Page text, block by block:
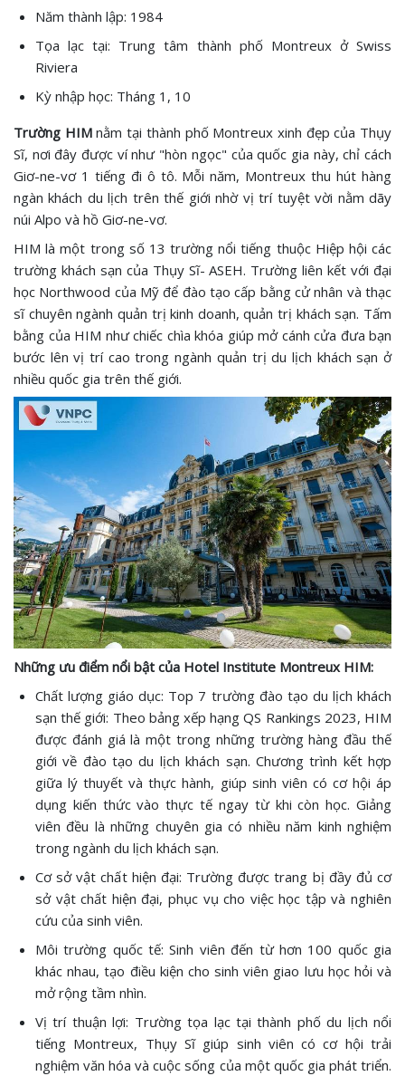
Năm thành lập: 1984
Tọa lạc tại: Trung tâm thành phố Montreux ở Swiss
Riviera
Kỳ nhập học: Tháng 1, 10
Trường HIMnằm tại thành phố Montreux xinh đẹp của Thụy
Sĩ, nơi đây được ví như "hòn ngọc" của quốc gia này, chỉ cách
Giơ-ne-vơ 1 tiếng đi ô tô. Mỗi năm, Montreux thu hút hàng
ngàn khách du lịch trên thế giới nhờ vị trí tuyệt vời nằm dãy
núi Alpo và hồ Giơ-ne-vơ.
HIM là một trong số 13 trường nổi tiếng thuộc Hiệp hội các
trường khách sạn của Thụy Sĩ- ASEH. Trường liên kết với đại
học Northwood của Mỹ để đào tạo cấp bằng cử nhân và thạc
sĩ chuyên ngành quản trị kinh doanh, quản trị khách sạn. Tấm
bằng của HIM như chiếc chìa khóa giúp mở cánh cửa đưa bạn
bước lên vị trí cao trong ngành quản trị du lịch khách sạn ở
nhiều quốc gia trên thế giới.
Những ưu điểm nổi bật của Hotel Institute Montreux HIM:
Chất lượng giáo dục: Top 7 trường đào tạo du lịch khách
sạn thế giới: Theo bảng xếp hạng QS Rankings 2023, HIM
được đánh giá là một trong những trường hàng đầu thế
giới về đào tạo du lịch khách sạn. Chương trình kết hợp
giữa lý thuyết và thực hành, giúp sinh viên có cơ hội áp
dụng kiến thức vào thực tế ngay từ khi còn học. Giảng
viên đều là những chuyên gia có nhiều năm kinh nghiệm
trong ngành du lịch khách sạn.
Cơ sở vật chất hiện đại: Trường được trang bị đầy đủ cơ
sở vật chất hiện đại, phục vụ cho việc học tập và nghiên
cứu của sinh viên.
Môi trường quốc tế: Sinh viên đến từ hơn 100 quốc gia
khác nhau, tạo điều kiện cho sinh viên giao lưu học hỏi và
mở rộng tầm nhìn.
Vị trí thuận lợi: Trường tọa lạc tại thành phố du lịch nổi
tiếng Montreux, Thụy Sĩ giúp sinh viên có cơ hội trải
nghiệm văn hóa và cuộc sống của một quốc gia phát triển.